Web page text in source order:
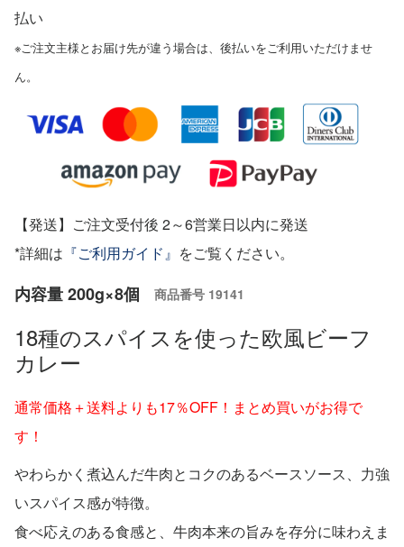
払い
※ご注文主様とお届け先が違う場合は、後払いをご利用いただけませ
ん。
【発送】ご注文受付後 2～6営業日以内に発送
*詳細は 『ご利用ガイド』 をご覧ください。
内容量 200g×8個 商品番号 19141
18種のスパイスを使った欧風ビーフ
カレー
通常価格＋送料よりも17％OFF！まとめ買いがお得で
す！
やわらかく煮込んだ牛肉とコクのあるベースソース、力強
いスパイス感が特徴。
食べ応えのある食感と、牛肉本来の旨みを存分に味わえま